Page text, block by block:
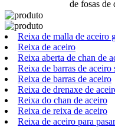
de fosas de
Reixa de malla de aceiro
Reixa de aceiro
Reixa aberta de chan de
Reixa de barras de aceiro
Reixa de barras de aceiro
Reixa de drenaxe de
Reixa do chan de aceiro
Reixa de reixa de aceiro
Reixa de aceiro para